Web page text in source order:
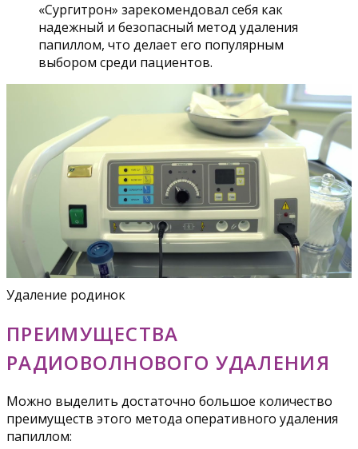
«Сургитрон» зарекомендовал себя как
надежный и безопасный метод удаления
папиллом, что делает его популярным
выбором среди пациентов.
Удаление родинок
ПРЕИМУЩЕСТВА
РАДИОВОЛНОВОГО УДАЛЕНИЯ
Можно выделить достаточно большое количество
преимуществ этого метода оперативного удаления
папиллом: